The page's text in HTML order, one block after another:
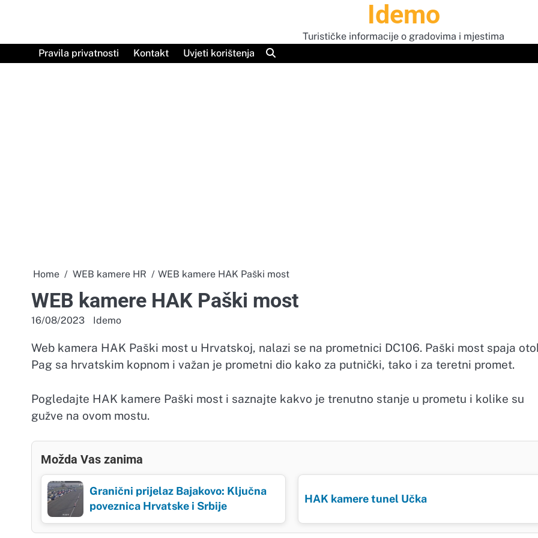
Idemo
Turističke informacije o gradovima i mjestima
Pravila privatnosti
Kontakt Uvjeti korištenja
Home WEB kamere HR WEB kamere HAK Paški most
WEB kamere HAK Paški most
16/08/2023 Idemo
Web kamera HAK Paški most u Hrvatskoj, nalazi se na prometnici DC106. Paški most spaja
Pag sa hrvatskim kopnom i važan je prometni dio kako za putnički, tako i za teretni promet.
Pogledajte HAK kamere Paški most i saznajte kakvo je trenutno stanje u prometu i kolike su
gužve na ovom mostu.
Možda Vas zanima
Granični prijelaz Bajakovo: Ključna
poveznica Hrvatske i Srbije
HAK kamere tunel Učka